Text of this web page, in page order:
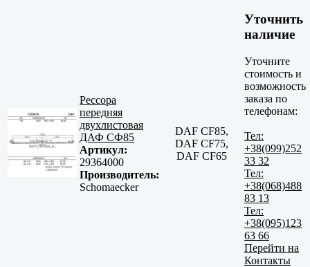
Рессора
передняя
двухлистовая
ДАФ СФ85
Артикул:
29364000
Производитель:
Schomaecker
DAF CF85,
DAF CF75,
DAF CF65
Уточнить
наличие
Уточните
стоимость и
возможность
заказа по
телефонам:
Тел:
+38(099)252
33 32
Тел:
+38(068)488
83 13
Тел:
+38(095)123
63 66
Перейти на
Контакты